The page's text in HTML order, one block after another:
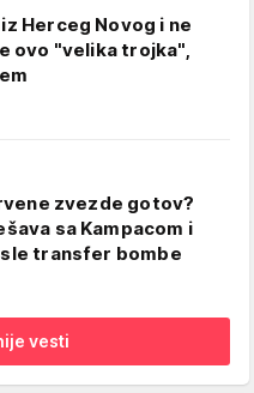
Herceg Novog i ne
ovo "velika trojka",
zvezde gotov?
sa Kampacom i
transfer bombe
vesti